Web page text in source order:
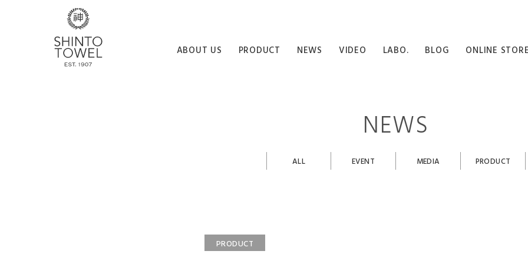
ABOUT US PRODUCT NEWS VIDEO LABO. BLOG ONLINE STORE
NEWS
ALL EVENT MEDIA PRODUCT
PRODUCT